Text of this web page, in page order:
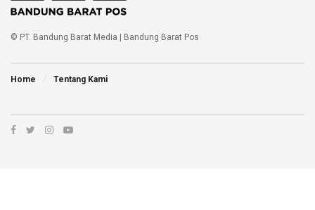
© PT. Bandung Barat Media | Bandung Barat Pos
Home Tentang Kami